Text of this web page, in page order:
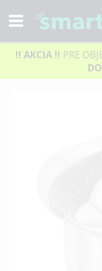
!! AKCIA !! PRE